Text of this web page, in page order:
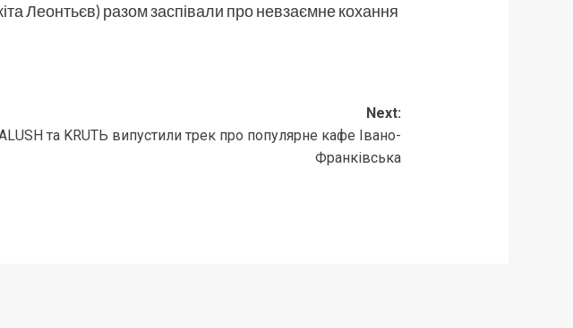
Леонтьєв) разом заспівали про невзаємне кохання
Next:
та KRUTЬ випустили трек про популярне кафе Івано-
Франківська